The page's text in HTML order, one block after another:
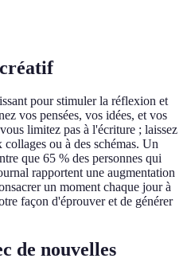
pour stimuler la réflexion et
vos pensées, vos idées, et vos
limitez pas à l'écriture ; laissez
ou à des schémas. Un
que 65 % des personnes qui
rapportent une augmentation
un moment chaque jour à
façon d'éprouver et de générer
de nouvelles